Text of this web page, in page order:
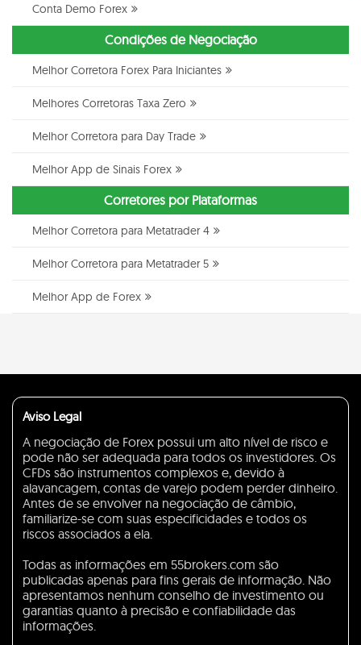
Conta Demo Forex
Condições de Negociação
Melhor Corretora Forex Para Iniciantes
Melhores Corretoras Taxa Zero
Melhor Corretora para Day Trade
Melhor App de Sinais Forex
Corretores por Plataformas
Melhor Corretora para Metatrader 4
Melhor Corretora para Metatrader 5
Melhor App de Forex
Aviso Legal
A negociação de Forex possui um alto nível de risco e
pode não ser adequada para todos os investidores. Os
CFDs são instrumentos complexos e, devido à
alavancagem, contas de varejo podem perder dinheiro.
Antes de se envolver na negociação de câmbio,
familiarize-se com suas especificidades e todos os
riscos associados a ela.
Todas as informações em 55brokers.com são
publicadas apenas para fins gerais de informação. Não
apresentamos nenhum conselho de investimento ou
garantias quanto à precisão e confiabilidade das
informações.